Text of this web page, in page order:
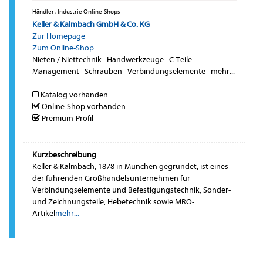
Händler , Industrie Online-Shops
Keller & Kalmbach GmbH & Co. KG
Zur Homepage
Zum Online-Shop
Nieten / Niettechnik· Handwerkzeuge·C-Teile-
Management·Schrauben ·Verbindungselemente· mehr...
Katalog vorhanden
Online-Shop vorhanden
Premium-Profil
Kurzbeschreibung
Keller & Kalmbach, 1878 in München gegründet, ist eines
der führenden Großhandelsunternehmen für
Verbindungselemente und Befestigungstechnik, Sonder-
und Zeichnungsteile, Hebetechnik sowie MRO-
Artikelmehr...